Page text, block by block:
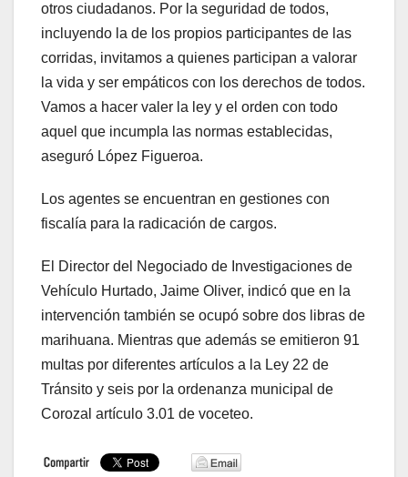
otros ciudadanos. Por la seguridad de todos,
incluyendo la de los propios participantes de las
corridas, invitamos a quienes participan a valorar
la vida y ser empáticos con los derechos de todos.
Vamos a hacer valer la ley y el orden con todo
aquel que incumpla las normas establecidas,
aseguró López Figueroa.
Los agentes se encuentran en gestiones con
fiscalía para la radicación de cargos.
El Director del Negociado de Investigaciones de
Vehículo Hurtado, Jaime Oliver, indicó que en la
intervención también se ocupó sobre dos libras de
marihuana. Mientras que además se emitieron 91
multas por diferentes artículos a la Ley 22 de
Tránsito y seis por la ordenanza municipal de
Corozal artículo 3.01 de voceteo.